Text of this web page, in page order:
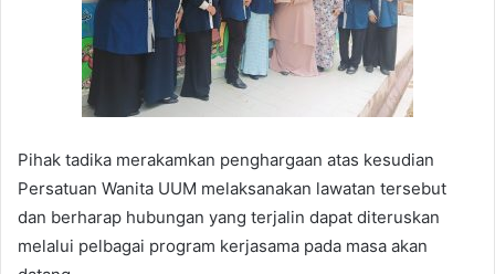
Pihak tadika merakamkan penghargaan atas kesudian
Persatuan Wanita UUM melaksanakan lawatan tersebut
dan berharap hubungan yang terjalin dapat diteruskan
melalui pelbagai program kerjasama pada masa akan